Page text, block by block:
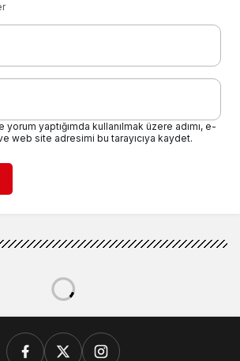
yaptığımda kullanılmak üzere adımı, e-
web site adresimi bu tarayıcıya kaydet.